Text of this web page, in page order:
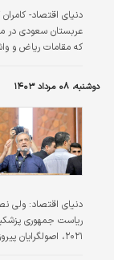
دنیای اقتصاد-
عربستان سعودی در
که مقامات ریاض و
سعودی کمرنگ
شناختن اسرائیل از
سوق دادن اسرائیل
است.
دوشنبه، ۰۸ مرداد ۱۴۰۳
دنیای اقتصاد:
ریاست جمهوری
۲۰۲۱،